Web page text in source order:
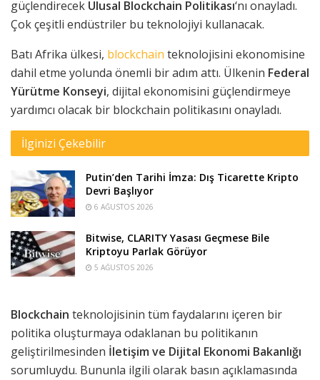
güçlendirecek Ulusal Blockchain Politikası‘nı onayladı.
Çok çeşitli endüstriler bu teknolojiyi kullanacak.
Batı Afrika ülkesi, blockchain teknolojisini ekonomisine
dahil etme yolunda önemli bir adım attı. Ülkenin Federal
Yürütme Konseyi, dijital ekonomisini güçlendirmeye
yardımcı olacak bir blockchain politikasını onayladı.
İlginizi Çekebilir
Putin’den Tarihi İmza: Dış Ticarette Kripto
Devri Başlıyor
6 AĞUSTOS 2026
Bitwise, CLARITY Yasası Geçmese Bile
Kriptoyu Parlak Görüyor
5 AĞUSTOS 2026
Blockchain teknolojisinin tüm faydalarını içeren bir
politika oluşturmaya odaklanan bu politikanın
geliştirilmesinden İletişim ve Dijital Ekonomi Bakanlığı
sorumluydu. Bununla ilgili olarak basın açıklamasında